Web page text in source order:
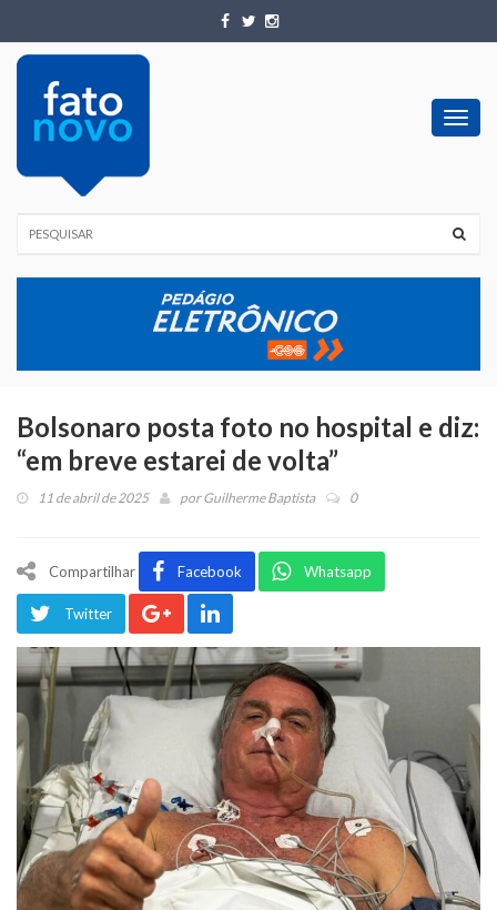
Bolsonaro posta foto no hospital e diz:
“em breve estarei de volta”
11 de abril de 2025 porGuilherme Baptista 0
Compartilhar Facebook Whatsapp
Twitter